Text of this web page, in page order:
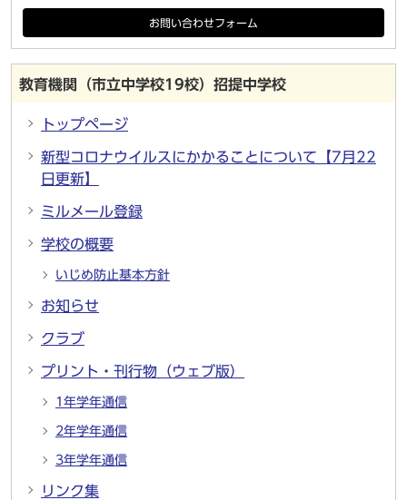
お問い合わせフォーム
教育機関（市立中学校19校）招提中学校
トップページ
新型コロナウイルスにかかることについて【7月22
日更新】
ミルメール登録
学校の概要
いじめ防止基本方針
お知らせ
クラブ
プリント・刊行物（ウェブ版）
1年学年通信
2年学年通信
3年学年通信
リンク集